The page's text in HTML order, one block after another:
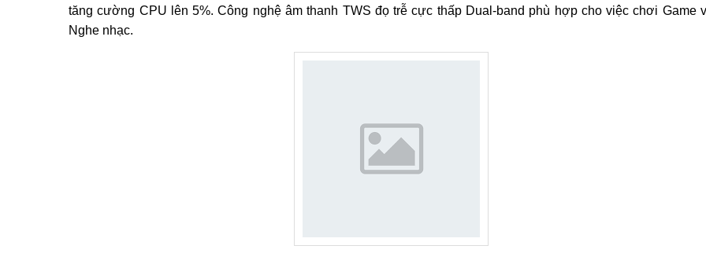
tăng cường CPU lên 5%. Công nghệ âm thanh TWS đọ trễ cực thấp Dual-band phù hợp cho việc chơi Game
Nghe nhạc.